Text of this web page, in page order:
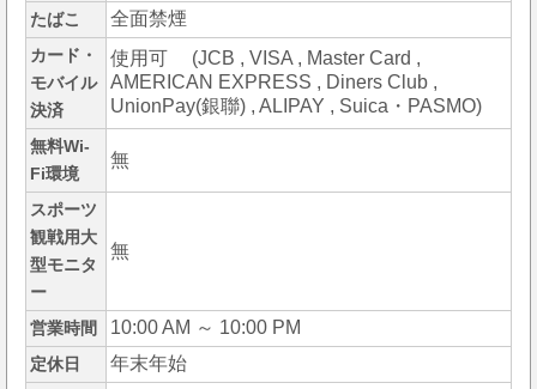
たばこ 全面禁煙
カード・
モバイル
決済
使用可 (JCB , VISA , Master Card ,
AMERICAN EXPRESS , Diners Club ,
UnionPay(銀聯) , ALIPAY , Suica・PASMO)
無料Wi-
Fi環境
無
スポーツ
観戦用大
型モニタ
ー
無
営業時間 10:00 AM ～ 10:00 PM
定休日 年末年始